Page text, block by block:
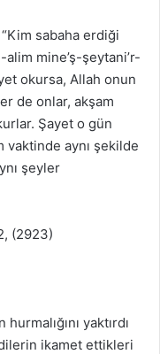
sabaha erdiği
alim mine’ş-şeytani’r-
okursa, Allah onun
de onlar, akşam
Şayet o gün
vaktinde aynı şekilde
şeyler
(2923)
yaktırdı
ikamet ettikleri